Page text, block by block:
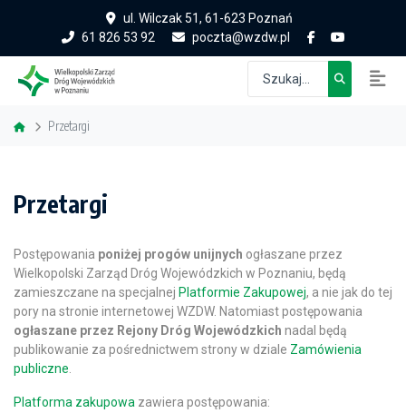
ul. Wilczak 51, 61-623 Poznań
61 826 53 92
poczta@wzdw.pl
Przetargi
Przetargi
Postępowania poniżej progów unijnych ogłaszane przez
Wielkopolski Zarząd Dróg Wojewódzkich w Poznaniu, będą
zamieszczane na specjalnej Platformie Zakupowej, a nie jak do tej
pory na stronie internetowej WZDW. Natomiast postępowania
ogłaszane przez Rejony Dróg Wojewódzkich nadal będą
publikowanie za pośrednictwem strony w dziale Zamówienia
publiczne
Platforma zakupowa zawiera postępowania: